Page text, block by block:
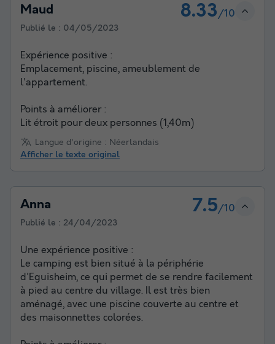
Maud 8.33 /10
Publié le : 04/05/2023
Expérience positive :
Emplacement, piscine, ameublement de
l'appartement.
Points à améliorer :
Lit étroit pour deux personnes (1,40m)
Langue d'origine : Néerlandais
Afficher le texte original
Anna 7.5/10
Publié le : 24/04/2023
Une expérience positive :
Le camping est bien situé à la périphérie
d'Eguisheim, ce qui permet de se rendre facilement
à pied au centre du village. Il est très bien
aménagé, avec une piscine couverte au centre et
des maisonnettes colorées.